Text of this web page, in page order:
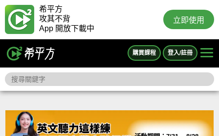
希平方
攻其不背
App 開放下載中
立即使用
購買課程 登入/註冊